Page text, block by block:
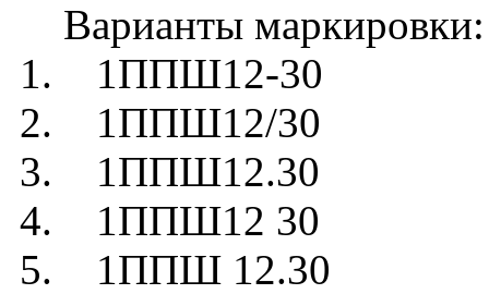
Варианты маркировки:
1. 1ППШ12-30
2. 1ППШ12/30
3. 1ППШ12.30
4. 1ППШ12 30
5. 1ППШ 12.30